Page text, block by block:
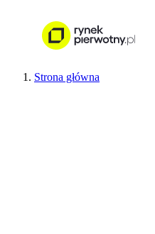
Strona główna